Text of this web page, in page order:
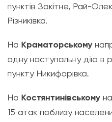
пунктів Закітне, Рай-
Різниківка.
На Краматорському
одну наступальну дію в
пункту Никифорівка.
На Костянтинівському
15 атак поблизу